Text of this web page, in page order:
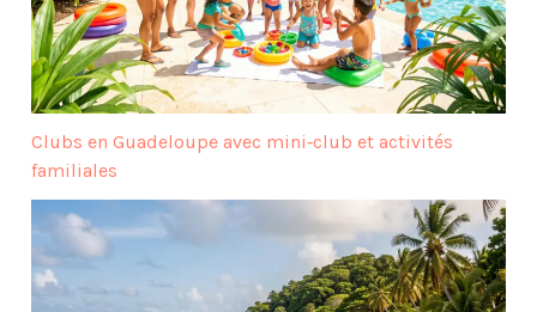
Clubs en Guadeloupe avec mini‑club et activités
familiales